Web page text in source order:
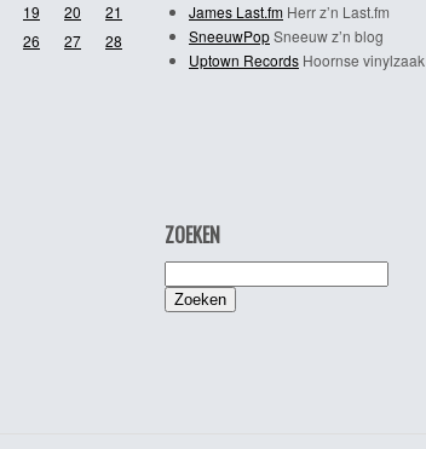
19 20
21
26 27
28
James Last.fm Herr z’n Last.fm
SneeuwPopSneeuw z’n blog
Uptown Records Hoornse vinylzaak
ZOEKEN
naar: